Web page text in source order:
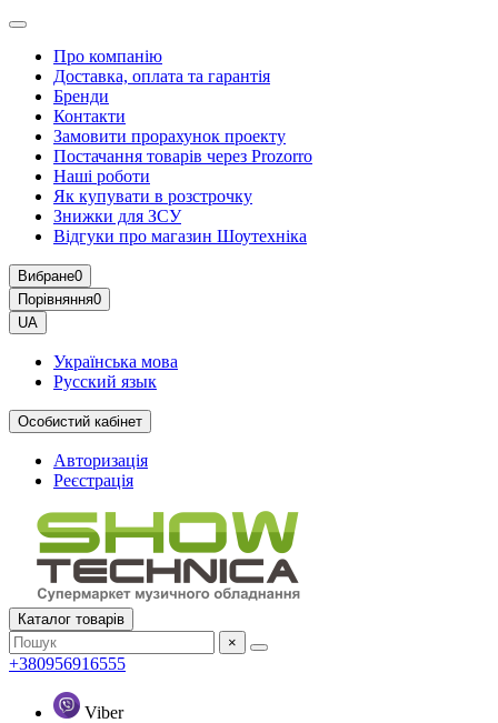
Про компанію
Доставка, оплата та гарантія
Бренди
Контакти
Замовити прорахунок проекту
Постачання товарів через Prozorro
Наші роботи
Як купувати в розстрочку
Знижки для ЗСУ
Відгуки про магазин Шоутехнiка
Вибране0
Порівняння0
UA
Українська мова
Русский язык
Особистий кабінет
Авторизація
Реєстрація
Каталог товарів
×
+380956916555
Viber